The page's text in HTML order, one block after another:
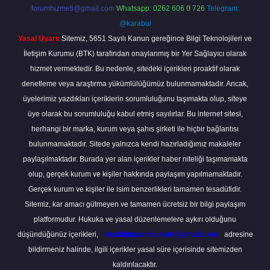
forumhizmeti@gmail.com Whatsapp: 0262 606 0 726 Telegram:
@karabul
Yasal Uyarı: Sitemiz, 5651 Sayılı Kanun gereğince Bilgi Teknolojileri ve
İletişim Kurumu (BTK) tarafından onaylanmış bir Yer Sağlayıcı olarak
hizmet vermektedir. Bu nedenle, sitedeki içerikleri proaktif olarak
denetleme veya araştırma yükümlülüğümüz bulunmamaktadır. Ancak,
üyelerimiz yazdıkları içeriklerin sorumluluğunu taşımakta olup, siteye
üye olarak bu sorumluluğu kabul etmiş sayılırlar. Bu internet sitesi,
herhangi bir marka, kurum veya şahıs şirketi ile hiçbir bağlantısı
bulunmamaktadır. Sitede yalnızca kendi hazırladığımız makaleler
paylaşılmaktadır. Burada yer alan içerikler haber niteliği taşımamakta
olup, gerçek kurum ve kişiler hakkında paylaşım yapılmamaktadır.
Gerçek kurum ve kişiler ile isim benzerlikleri tamamen tesadüfidir.
Sitemiz, kar amacı gütmeyen ve tamamen ücretsiz bir bilgi paylaşım
platformudur. Hukuka ve yasal düzenlemelere aykırı olduğunu
düşündüğünüz içerikleri,
backlinkpanelicomtr@gmail.com
adresine
bildirmeniz halinde, ilgili içerikler yasal süre içerisinde sitemizden
kaldırılacaktır.